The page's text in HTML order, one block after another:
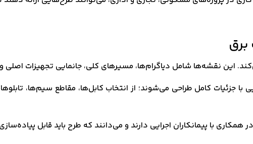
با جزئیات کامل طراحی می‌شوند؛ از انتخاب کابل‌ها، مقاطع سیم‌ها،